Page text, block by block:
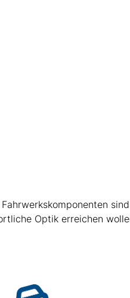
Fahrwerkskomponenten
Optik erreichen